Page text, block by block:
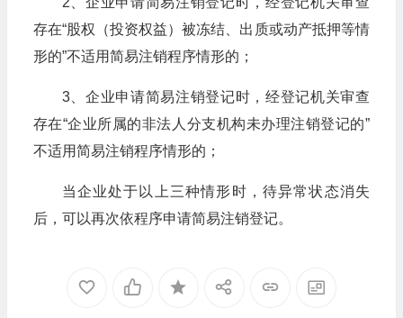
存在“股权（投资权益）被冻结、出质或动产抵押等情
形的”不适用简易注销程序情形的；
3、企业申请简易注销登记时，经登记机关审查
存在“企业所属的非法人分支机构未办理注销登记的”
不适用简易注销程序情形的；
当企业处于以上三种情形时，待异常状态消失
后，可以再次依程序申请简易注销登记。